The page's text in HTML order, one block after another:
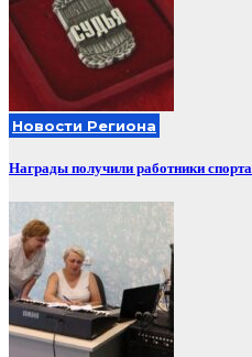
Новости Региона
Награды получили работники